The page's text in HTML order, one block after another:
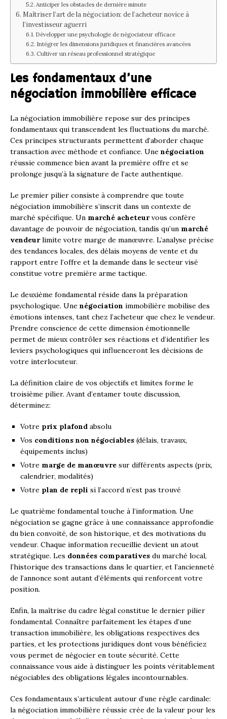
Anticiper les obstacles de dernière minute
Maîtriser l’art de la négociation: de l’acheteur novice à
l’investisseur aguerri
Développer une psychologie de négociateur efficace
Intégrer les dimensions juridiques et financières avancées
Cultiver un réseau professionnel stratégique
Les fondamentaux d’une
négociation immobilière efficace
La négociation immobilière repose sur des principes
fondamentaux qui transcendent les fluctuations du marché.
Ces principes structurants permettent d’aborder chaque
transaction avec méthode et confiance. Une négociation
réussie commence bien avant la première offre et se
prolonge jusqu’à la signature de l’acte authentique.
Le premier pilier consiste à comprendre que toute
négociation immobilière s’inscrit dans un contexte de
marché spécifique. Un marché acheteurvous confère
davantage de pouvoir de négociation, tandis qu’un marché
vendeurlimite votre marge de manœuvre. L’analyse précise
des tendances locales, des délais moyens de vente et du
rapport entre l’offre et la demande dans le secteur visé
constitue votre première arme tactique.
Le deuxième fondamental réside dans la préparation
psychologique. Une négociation immobilière mobilise des
émotions intenses, tant chez l’acheteur que chez le vendeur.
Prendre conscience de cette dimension émotionnelle
permet de mieux contrôler ses réactions et d’identifier les
leviers psychologiques qui influenceront les décisions de
votre interlocuteur.
La définition claire de vos objectifs et limites forme le
troisième pilier. Avant d’entamer toute discussion,
déterminez:
Votre prix plafond absolu
Vos conditions non négociables (délais, travaux,
équipements inclus)
Votre marge de manœuvre sur différents aspects (prix,
calendrier, modalités)
Votre plan de repli si l’accord n’est pas trouvé
Le quatrième fondamental touche à l’information. Une
négociation se gagne grâce à une connaissance approfondie
du bien convoité, de son historique, et des motivations du
vendeur. Chaque information recueillie devient un atout
stratégique. Les données comparatives du marché local,
l’historique des transactions dans le quartier, et l’ancienneté
de l’annonce sont autant d’éléments qui renforcent votre
position.
Enfin, la maîtrise du cadre légal constitue le dernier pilier
fondamental. Connaître parfaitement les étapes d’une
transaction immobilière, les obligations respectives des
parties, et les protections juridiques dont vous bénéficiez
vous permet de négocier en toute sécurité. Cette
connaissance vous aide à distinguer les points véritablement
négociables des obligations légales incontournables.
Ces fondamentaux s’articulent autour d’une règle cardinale:
la négociation immobilière réussie crée de la valeur pour les